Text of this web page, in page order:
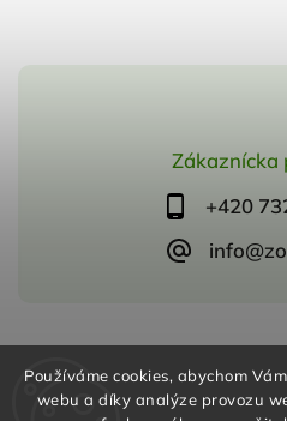
Používáme cookies, abychom
webu a díky analýze provozu
Zákaznícka
+420
VytvořilShoptet |